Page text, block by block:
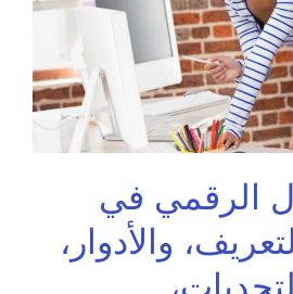
الرقمي في
والأدوار،